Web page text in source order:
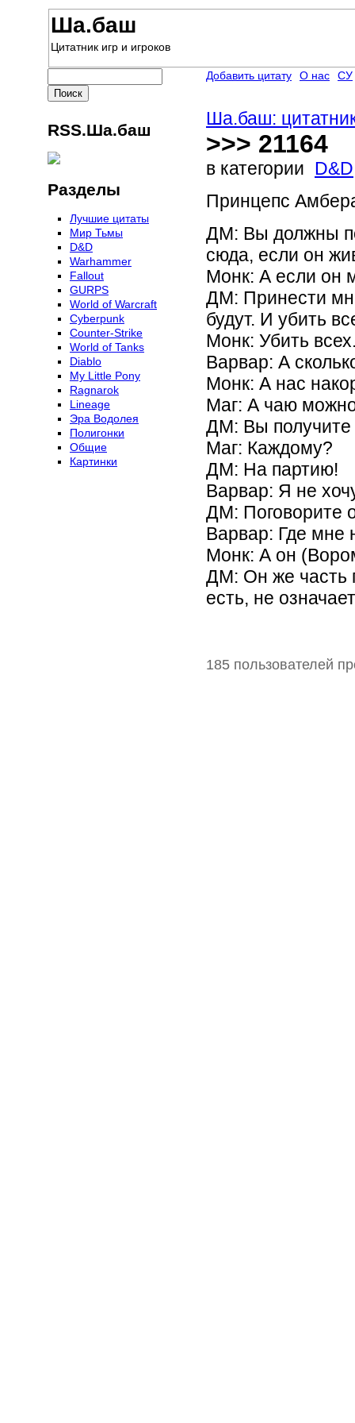
Ша.баш
Цитатник игр и игроков
Ша.баш:
>>> 21164
в категории D&D
Принцепс
ДМ: Вы должны
сюда, если он
Монк: А если он
ДМ: Принести
будут. И убить
Монк: Убить
Варвар: А
Монк: А нас
Маг: А чаю
ДМ: Вы получите
Маг: Каждому?
ДМ: На партию!
Варвар: Я не
ДМ: Поговорите
Варвар: Где мне
Монк: А он
ДМ: Он же часть
есть, не
185 пользователей
Добавить цитату О нас СУ
RSS.Ша.баш
Разделы
Лучшие цитаты
Мир Тьмы
D&D
Warhammer
Fallout
GURPS
World of Warcraft
Сyberpunk
Counter-Strike
World of Tanks
Diablo
My Little Pony
Ragnarok
Lineage
Эра Водолея
Полигонки
Общие
Картинки